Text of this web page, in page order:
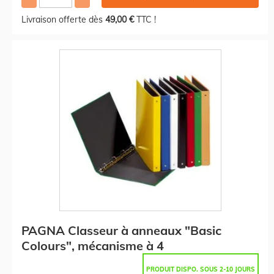
Livraison offerte dès 49,00 €TTC !
PAGNA Classeur à anneaux "Basic
Colours", mécanisme à 4
PRODUIT DISPO. SOUS 2-10 JOURS